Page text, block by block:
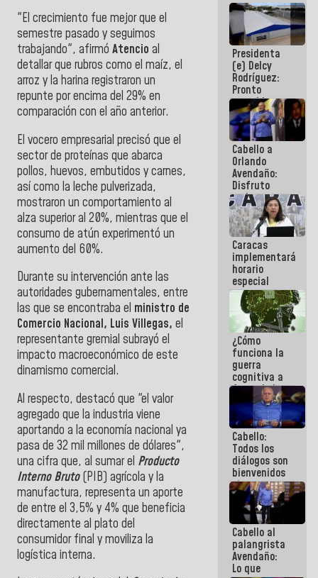
"El crecimiento fue mejor que el
semestre pasado y seguimos
trabajando", afirmó Atencio al
detallar que rubros como el maíz, el
arroz y la harina registraron un
repunte por encima del 29% en
comparación con el año anterior.
El vocero empresarial precisó que el
sector de proteínas que abarca
pollos, huevos, embutidos y carnes,
así como la leche pulverizada,
mostraron un comportamiento al
alza superior al 20%, mientras que el
consumo de atún experimentó un
aumento del 60%.
Durante su intervención ante las
autoridades gubernamentales, entre
las que se encontraba el ministro de
Comercio Nacional, Luis Villegas, el
representante gremial subrayó el
impacto macroeconómico de este
dinamismo comercial.
Al respecto, destacó que "el valor
agregado que la industria viene
aportando a la economía nacional ya
pasa de 32 mil millones de dólares",
una cifra que, al sumar el Producto
Interno Bruto(PIB) agrícola y la
manufactura, representa un aporte
de entre el 3,5% y 4% que beneficia
directamente al plato del
consumidor final y moviliza la
logística interna.
Presidenta
(e) Delcy
Rodríguez:
Pronto
restableceremos
las
operaciones
en el
Aeropuerto
Internacional
de
Maiquetía
Cabello a
Orlando
Avendaño:
Disfruto
cada vez
que escribes
porque lo
que haces
es
embarrarla
Caracas
implementará
horario
especial
para
adaptarse
al plan de
ahorro
energético
¿Cómo
funciona la
guerra
cognitiva a
favor de la
narrativa
hegemónica?
(1)
Cabello:
Todos los
diálogos son
bienvenidos
siempre que
estén en el
marco de la
Constitución
de la
República
Cabello al
palangrista
Avendaño:
Lo que